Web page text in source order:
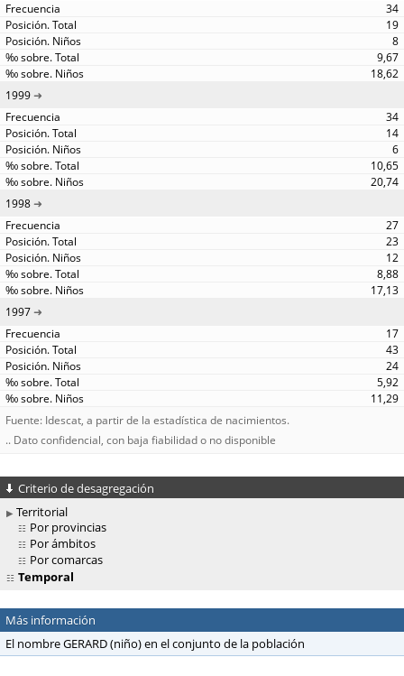
34
19
8
9,67
18,62
1999
34
14
6
10,65
20,74
1998
27
23
12
8,88
17,13
1997
17
43
24
5,92
11,29
Fuente: Idescat, a partir de la estadística de nacimientos.
.. Dato confidencial, con baja fiabilidad o no disponible
Criterio de desagregación
Territorial
Por provincias
Por ámbitos
Por comarcas
Temporal
Más información
El nombre GERARD (niño) en el conjunto de la población